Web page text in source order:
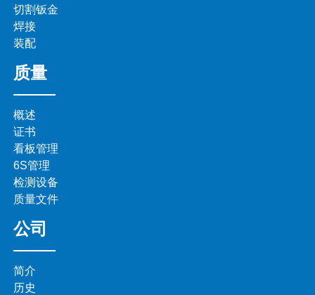
切割钣金
焊接
装配
质量
概述
证书
看板管理
6S管理
检测设备
质量文件
公司
简介
历史